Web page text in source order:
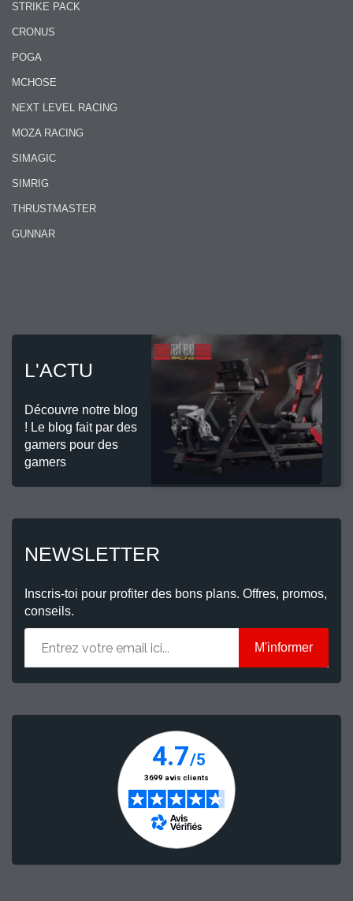
STRIKE PACK
CRONUS
POGA
MCHOSE
NEXT LEVEL RACING
MOZA RACING
SIMAGIC
SIMRIG
THRUSTMASTER
GUNNAR
L'ACTU
Découvre notre blog
! Le blog fait par des
gamers pour des
gamers
NEWSLETTER
Inscris-toi pour profiter des bons plans. Offres, promos,
conseils.
M'informer